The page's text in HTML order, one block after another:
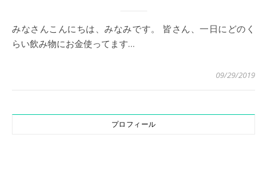
みなさんこんにちは、みなみです。 皆さん、一日にどのく
らい飲み物にお金使ってます…
09/29/2019
プロフィール